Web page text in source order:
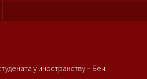
у иностранству – Беч